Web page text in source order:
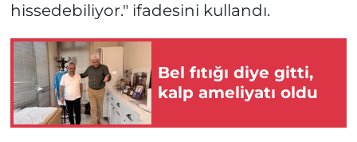
hissedebiliyor." ifadesini kullandı.
Bel fıtığı diye gitti,
kalp ameliyatı oldu